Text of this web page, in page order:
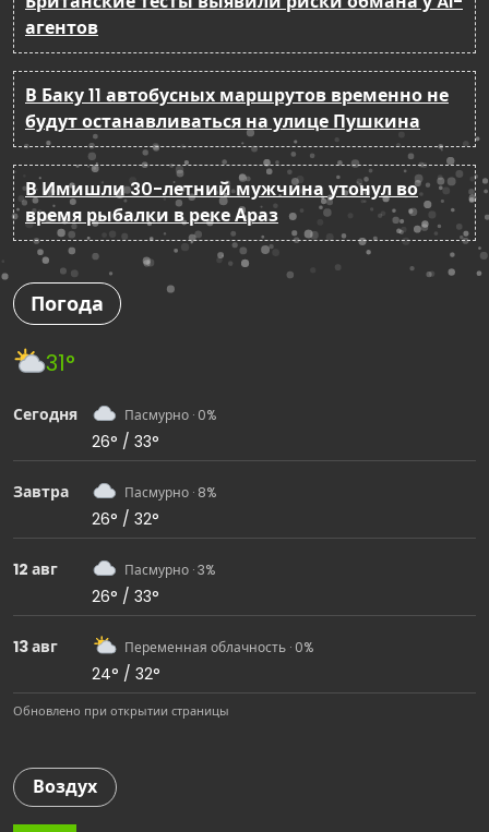
агентов
В Баку 11 автобусных маршрутов временно не
будут останавливаться на улице Пушкина
В Имишли 30-летний мужчина утонул во
время рыбалки в реке Араз
Погода
31°
Сегодня Пасмурно · 0%
26° / 33°
Завтра Пасмурно · 8%
26° / 32°
12 авг Пасмурно · 3%
26° / 33°
13 авг Переменная облачность · 0%
24° / 32°
Обновлено при открытии страницы
Воздух